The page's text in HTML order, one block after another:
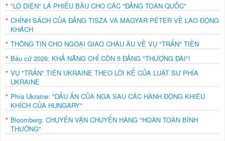
"LỘ DIỆN" LÁ PHIẾU BẦU CHO CÁC "ĐẢNG TOÀN QUỐC"
CHÍNH SÁCH CỦA ĐẢNG TISZA VÀ MAGYAR PÉTER VỀ LAO ĐỘNG
KHÁCH
THÔNG TIN CHO NGOẠI GIAO CHÂU ÂU VỀ VỤ "TRẤN" TIỀN
Bầu cử 2026: KHẢ NĂNG CHỈ CÒN 5 ĐẢNG "THƯỢNG ĐÀI"!
VỤ "TRẤN" TIỀN UKRAINE THEO LỜI KỂ CỦA LUẬT SƯ PHÍA
UKRAINE
Phía Ukraine: "DẤU ẤN CỦA NGA SAU CÁC HÀNH ĐỘNG KHIÊU
KHÍCH CỦA HUNGARY"
Bloomberg: CHUYẾN VẬN CHUYỂN HÀNG "HOÀN TOÀN BÌNH
THƯỜNG"